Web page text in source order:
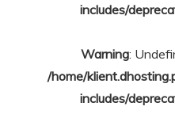
includes/
Warning:
/home/
includes/